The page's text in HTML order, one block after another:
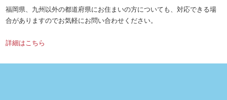
福岡県、九州以外の都道府県にお住まいの方についても、対応できる場
合がありますのでお気軽にお問い合わせください。
詳細はこちら